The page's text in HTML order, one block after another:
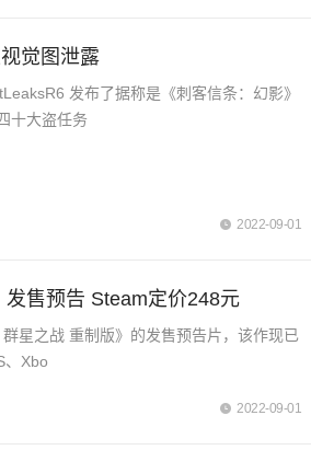
觉图泄露
发布了据称是《刺客信条：幻影》
十大盗任务
2022-09-01
售预告 Steam定价248元
星之战 重制版》的发售预告片，该作现已
、Xbo
2022-09-01